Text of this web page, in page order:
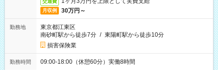
交通費
月収例 30万円～
勤務地
東京都江東区
南砂町駅から徒歩7分 / 東陽町駅から徒歩10分
損害保険業
勤務時間 09:00-18:00（休憩60分）実働8時間